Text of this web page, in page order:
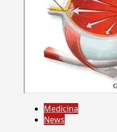
Medicina
News